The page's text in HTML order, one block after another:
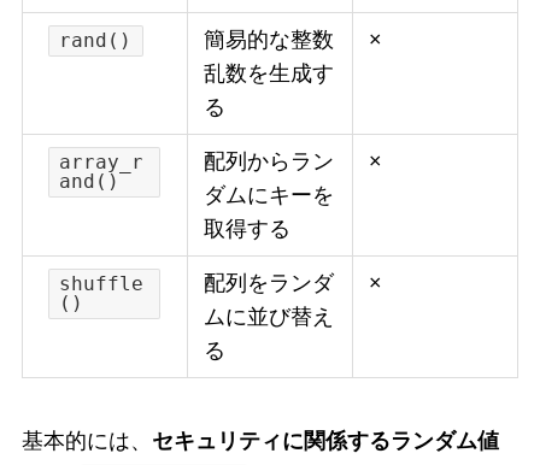
rand()
簡易的な整数
乱数を生成す
る
×
array_r
and()
配列からラン
ダムにキーを
取得する
×
shuffle
()
配列をランダ
ムに並び替え
る
×
基本的には、 セキュリティに関係するランダム値